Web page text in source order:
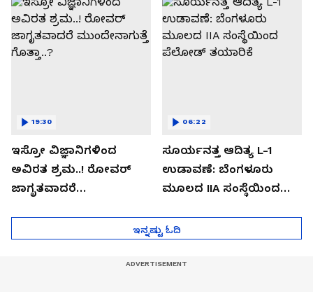
ಇಸ್ರೋ ವಿಜ್ಞಾನಿಗಳಿಂದ
ಅವಿರತ ಶ್ರಮ..! ರೋವರ್
ಜಾಗೃತವಾದರೆ
19:30
ಸೂರ್ಯನತ್ತ ಆದಿತ್ಯ L-1
ಉಡಾವಣೆ: ಬೆಂಗಳೂರು
ಮೂಲದ IIA ಸಂಸ್ಥೆಯಿಂದ
06:22
ಇನ್ನಷ್ಟು ಓದಿ